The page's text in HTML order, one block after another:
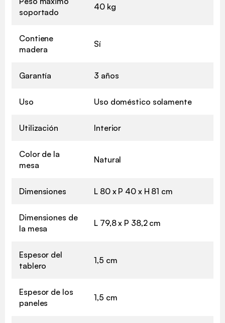
soportado
40 kg
Contiene
madera
Sí
Garantía 3 años
Uso Uso doméstico solamente
Utilización Interior
Color de la
mesa
Natural
Dimensiones L 80 x P 40 x H 81 cm
Dimensiones de
la mesa
L 79,8 x P 38,2 cm
Espesor del
tablero
1,5 cm
Espesor de los
paneles
1,5 cm